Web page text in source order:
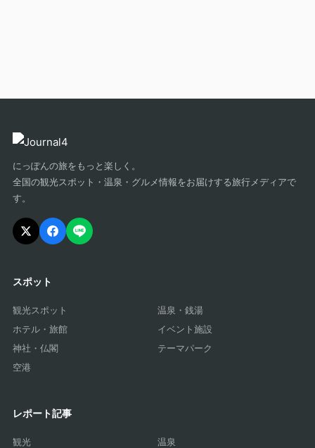
にっぽんの旅をもっと楽しく。
全国の観光スポット・温泉・グルメ情報をお届けする旅行メディアで
す。
スポット
観光スポット
温泉・銭湯
ホテル・旅館
イベント施設
神社・仏閣
テーマパーク
空港
レポート記事
観光
温泉